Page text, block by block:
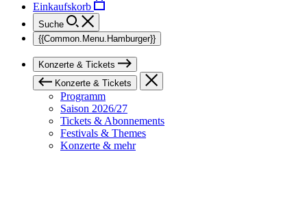
Einkaufskorb
Suche
{{Common.Menu.Hamburger}}
Konzerte & Tickets
Konzerte & Tickets
Programm
Saison 2026/27
Tickets & Abonnements
Festivals & Themes
Konzerte & mehr